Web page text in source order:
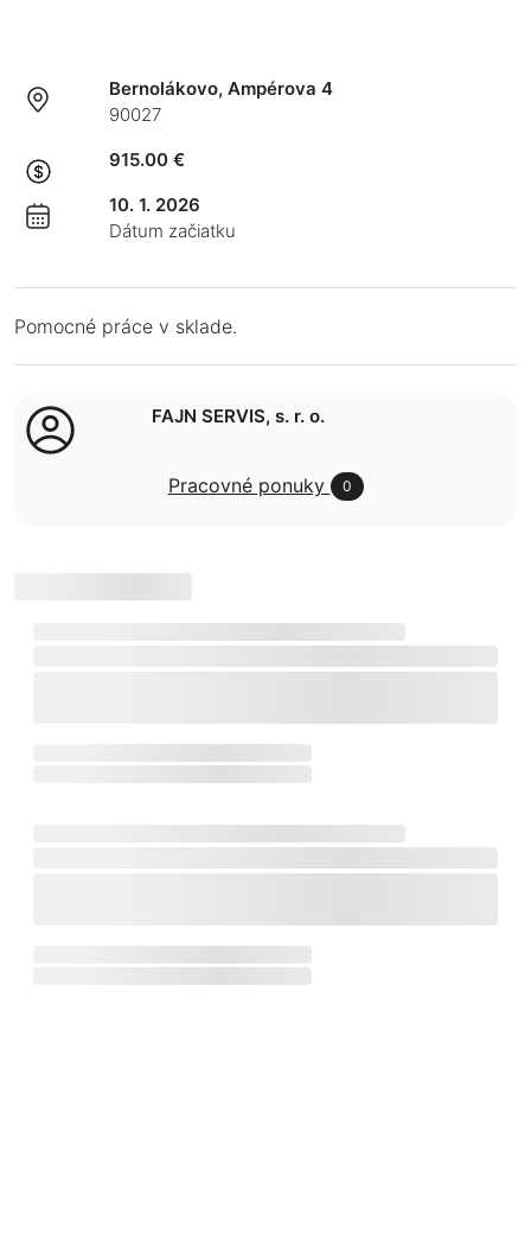
Bernolákovo, Ampérova 4
90027
915.00 €
10. 1. 2026
Dátum začiatku
Pomocné práce v sklade.
FAJN SERVIS, s. r. o.
Pracovné ponuky 0